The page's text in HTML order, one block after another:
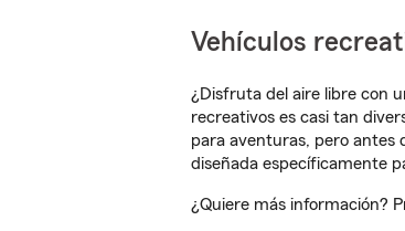
Vehículos
¿Disfruta del aire libre con
recreativos es casi tan
para aventuras, pero antes
diseñada específicamente
¿Quiere más información?